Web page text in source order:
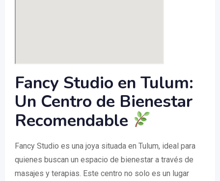
Fancy Studio en Tulum:
Un Centro de Bienestar
Recomendable
Fancy Studio es una joya situada en Tulum, ideal para
quienes buscan un espacio de bienestar a través de
masajes y terapias. Este centro no solo es un lugar